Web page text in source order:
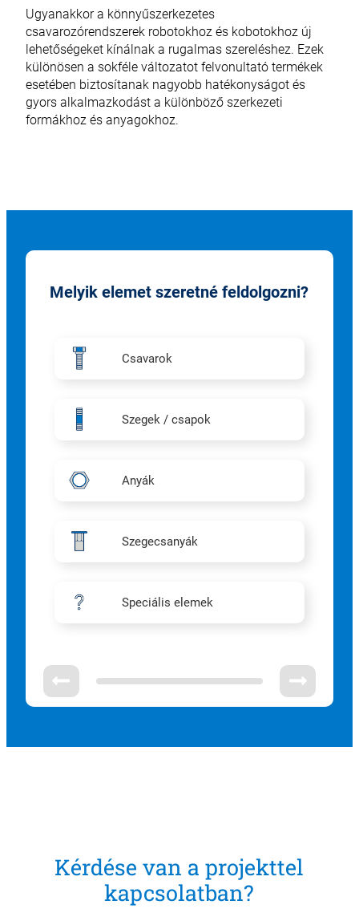
Ugyanakkor a könnyűszerkezetes
csavarozórendszerek robotokhoz és kobotokhoz új
lehetőségeket kínálnak a rugalmas szereléshez. Ezek
különösen a sokféle változatot felvonultató termékek
esetében biztosítanak nagyobb hatékonyságot és
gyors alkalmazkodást a különböző szerkezeti
formákhoz és anyagokhoz.
Melyik elemet szeretné feldolgozni?
Csavarok
Szegek / csapok
Anyák
Szegecsanyák
Speciális elemek
Kérdése van a projekttel
kapcsolatban?